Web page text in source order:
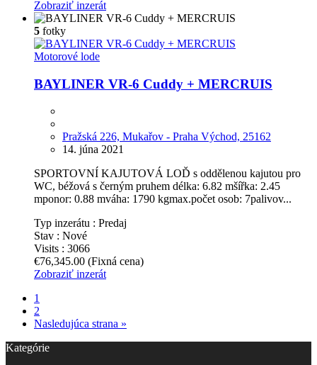
Zobraziť inzerát
5 fotky
Motorové lode
BAYLINER VR-6 Cuddy + MERCRUIS
Pražská 226, Mukařov - Praha Východ, 25162
14. júna 2021
SPORTOVNÍ KAJUTOVÁ LOĎ s oddělenou kajutou pro
WC, béžová s černým pruhem délka: 6.82 mšířka: 2.45
mponor: 0.88 mváha: 1790 kgmax.počet osob: 7palivov...
Typ inzerátu : Predaj
Stav : Nové
Visits : 3066
€76,345.00 (Fixná cena)
Zobraziť inzerát
1
2
Nasledujúca strana »
Kategórie